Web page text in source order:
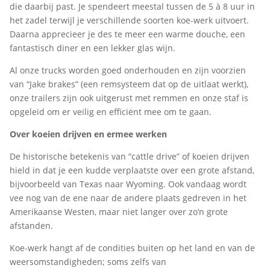
die daarbij past. Je spendeert meestal tussen de 5 à 8 uur in
het zadel terwijl je verschillende soorten koe-werk uitvoert.
Daarna apprecieer je des te meer een warme douche, een
fantastisch diner en een lekker glas wijn.
Al onze trucks worden goed onderhouden en zijn voorzien
van “Jake brakes” (een remsysteem dat op de uitlaat werkt),
onze trailers zijn ook uitgerust met remmen en onze staf is
opgeleid om er veilig en efficiënt mee om te gaan.
Over koeien drijven en ermee werken
De historische betekenis van “cattle drive” of koeien drijven
hield in dat je een kudde verplaatste over een grote afstand,
bijvoorbeeld van Texas naar Wyoming. Ook vandaag wordt
vee nog van de ene naar de andere plaats gedreven in het
Amerikaanse Westen, maar niet langer over zo’n grote
afstanden.
Koe-werk hangt af de condities buiten op het land en van de
weersomstandigheden; soms zelfs van